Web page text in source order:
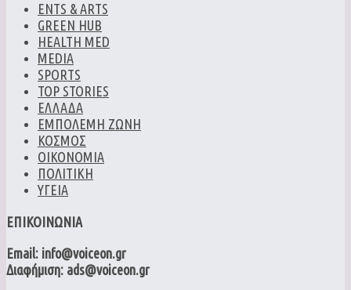
ENTS & ARTS
GREEN HUB
HEALTH MED
MEDIA
SPORTS
TOP STORIES
ΕΛΛΑΔΑ
ΕΜΠΟΛΕΜΗ ΖΩΝΗ
ΚΟΣΜΟΣ
ΟΙΚΟΝΟΜΙΑ
ΠΟΛΙΤΙΚΗ
ΥΓΕΙΑ
ΕΠΙΚΟΙΝΩΝΙΑ
Email: info@voiceon.gr
Διαφήμιση: ads@voiceon.gr